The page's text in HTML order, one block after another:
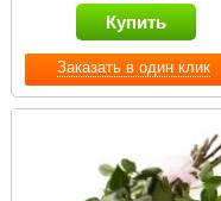
Заказать в один клик
Купить